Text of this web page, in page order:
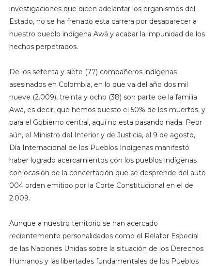
investigaciones que dicen adelantar los organismos del
Estado, no se ha frenado esta carrera por desaparecer a
nuestro pueblo indígena Awá y acabar la impunidad de los
hechos perpetrados.
De los setenta y siete (77) compañeros indígenas
asesinados en Colombia, en lo que va del año dos mil
nueve (2.009), treinta y ocho (38) son parte de la familia
Awá, es decir, que hemos puesto el 50% de los muertos, y
para el Gobierno central, aquí no esta pasando nada. Peor
aún, el Ministro del Interior y de Justicia, el 9 de agosto,
Día Internacional de los Pueblos Indígenas manifestó
haber logrado acercamientos con los pueblos indígenas
con ocasión de la concertación que se desprende del auto
004 orden emitido por la Corte Constitucional en el de
2.009.
Aunque a nuestro territorio se han acercado
recientemente personalidades como el Relator Especial
de las Naciones Unidas sobre la situación de los Derechos
Humanos y las libertades fundamentales de los Pueblos